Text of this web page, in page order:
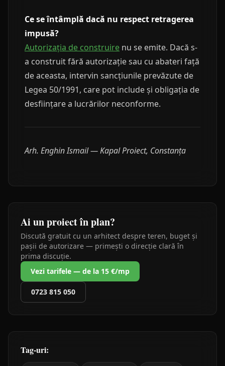
Ce se întâmplă dacă nu respect retragerea
impusă?
Autorizația de construire nu se emite. Dacă s-
a construit fără autorizație sau cu abateri față
de aceasta, intervin sancțiunile prevăzute de
Legea 50/1991, care pot include și obligația de
desființare a lucrărilor neconforme.
Arh. Enghin Ismail — Kapal Proiect, Constanța
Ai un proiect în plan?
Discută gratuit cu un arhitect despre teren, buget și
pașii de autorizare — primești o direcție clară în
prima discuție.
Vezi tarifele — de la 15 €/mp
0723 815 050
Tag-uri: